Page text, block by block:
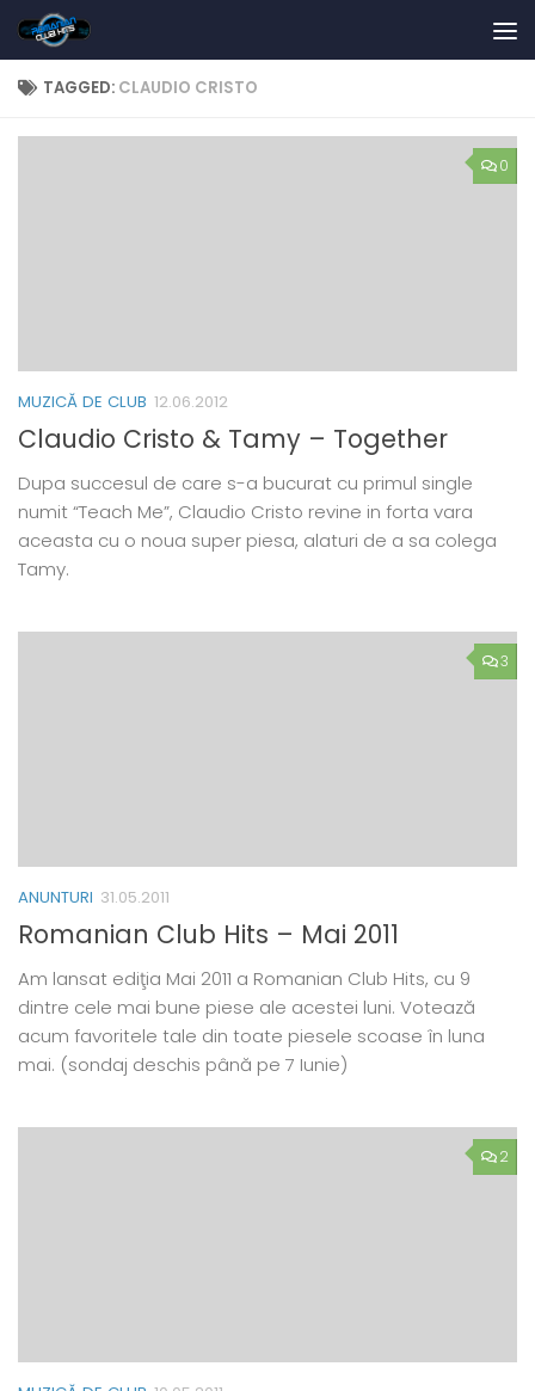
Skip to content
TAGGED: CLAUDIO CRISTO
0
MUZICĂ DE CLUB 12.06.2012
Claudio Cristo & Tamy – Together
Dupa succesul de care s-a bucurat cu primul single
numit “Teach Me”, Claudio Cristo revine in forta vara
aceasta cu o noua super piesa, alaturi de a sa colega
Tamy.
3
ANUNTURI 31.05.2011
Romanian Club Hits – Mai 2011
Am lansat ediţia Mai 2011 a Romanian Club Hits, cu 9
dintre cele mai bune piese ale acestei luni. Votează
acum favoritele tale din toate piesele scoase în luna
mai. (sondaj deschis până pe 7 Iunie)
2